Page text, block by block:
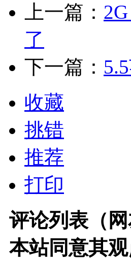
上一篇：
了
下一篇：
收藏
挑错
推荐
打印
评论列表（
本站同意其